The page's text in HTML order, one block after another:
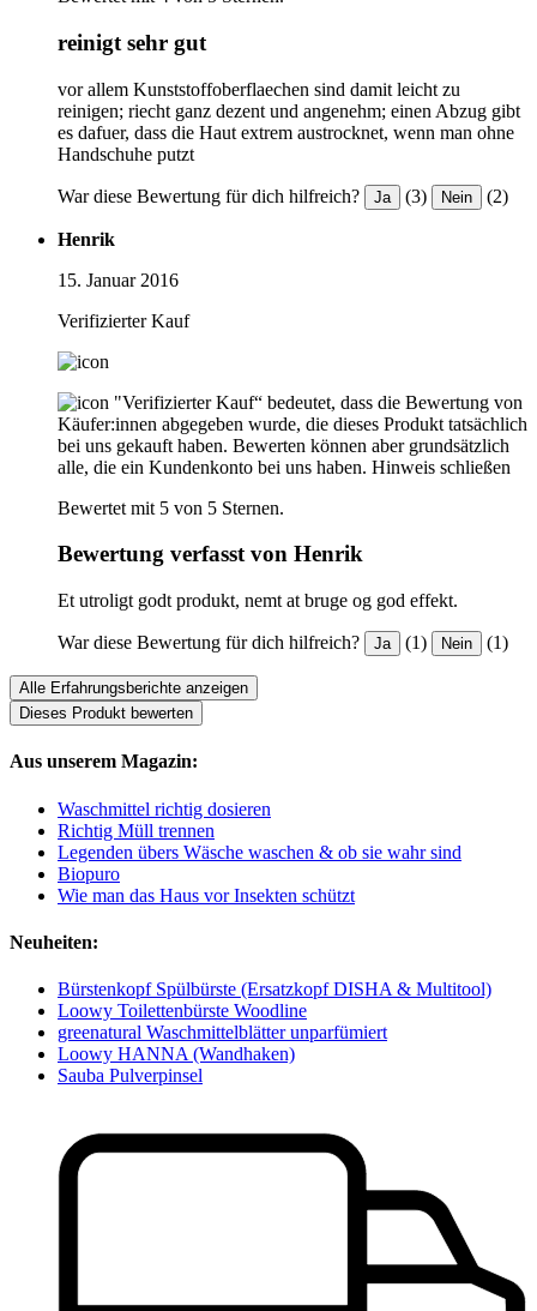
reinigt sehr gut
vor allem Kunststoffoberflaechen sind damit leicht zu
reinigen; riecht ganz dezent und angenehm; einen Abzug gibt
es dafuer, dass die Haut extrem austrocknet, wenn man ohne
Handschuhe putzt
War diese Bewertung für dich hilfreich? Ja (3) Nein (2)
Henrik
15. Januar 2016
Verifizierter Kauf
"Verifizierter Kauf“ bedeutet, dass die Bewertung von
Käufer:innen abgegeben wurde, die dieses Produkt tatsächlich
bei uns gekauft haben. Bewerten können aber grundsätzlich
alle, die ein Kundenkonto bei uns haben. Hinweis schließen
Bewertet mit 5 von 5 Sternen.
Bewertung verfasst von Henrik
Et utroligt godt produkt, nemt at bruge og god effekt.
War diese Bewertung für dich hilfreich? Ja (1) Nein (1)
Alle Erfahrungsberichte anzeigen
Dieses Produkt bewerten
Aus unserem Magazin:
Waschmittel richtig dosieren
Richtig Müll trennen
Legenden übers Wäsche waschen & ob sie wahr sind
Biopuro
Wie man das Haus vor Insekten schützt
Neuheiten:
Bürstenkopf Spülbürste (Ersatzkopf DISHA & Multitool)
Loowy Toilettenbürste Woodline
greenatural Waschmittelblätter unparfümiert
Loowy HANNA (Wandhaken)
Sauba Pulverpinsel